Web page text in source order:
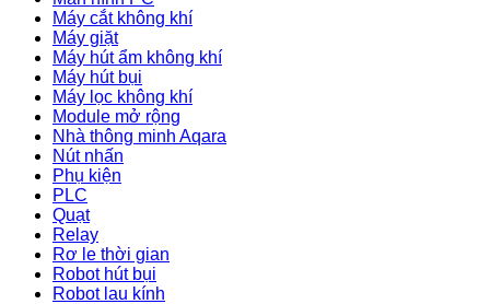
Máy cắt không khí
Máy giặt
Máy hút ẩm không khí
Máy hút bụi
Máy lọc không khí
Module mở rộng
Nhà thông minh Aqara
Nút nhấn
Phụ kiện
PLC
Quạt
Relay
Rơ le thời gian
Robot hút bụi
Robot lau kính